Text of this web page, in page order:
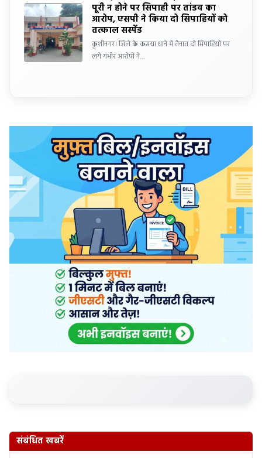
पूरी न होने पर सिपाही पर तांडव का
आरोप, एसपी ने किया दो सिपाहियों को
तत्काल सस्पेंड
कुशीनगर। जिले के कसया थाने में तैनात दो सिपाहियों पर
लगे गंभीर आरोपों ने…
संबंधित खबरें